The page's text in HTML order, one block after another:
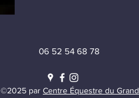
06 52 54 68 78
©2025 par Centre Équestre du Grand